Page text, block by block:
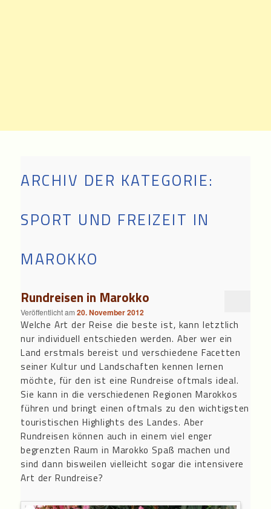
ARCHIV DER KATEGORIE:
SPORT UND FREIZEIT IN
MAROKKO
Rundreisen in Marokko
Veröffentlicht am20. November 2012
Welche Art der Reise die beste ist, kann letztlich
nur individuell entschieden werden. Aber wer ein
Land erstmals bereist und verschiedene Facetten
seiner Kultur und Landschaften kennen lernen
möchte, für den ist eine Rundreise oftmals ideal.
Sie kann in die verschiedenen Regionen Marokkos
führen und bringt einen oftmals zu den wichtigsten
touristischen Highlights des Landes. Aber
Rundreisen können auch in einem viel enger
begrenzten Raum in Marokko Spaß machen und
sind dann bisweilen vielleicht sogar die intensivere
Art der Rundreise?